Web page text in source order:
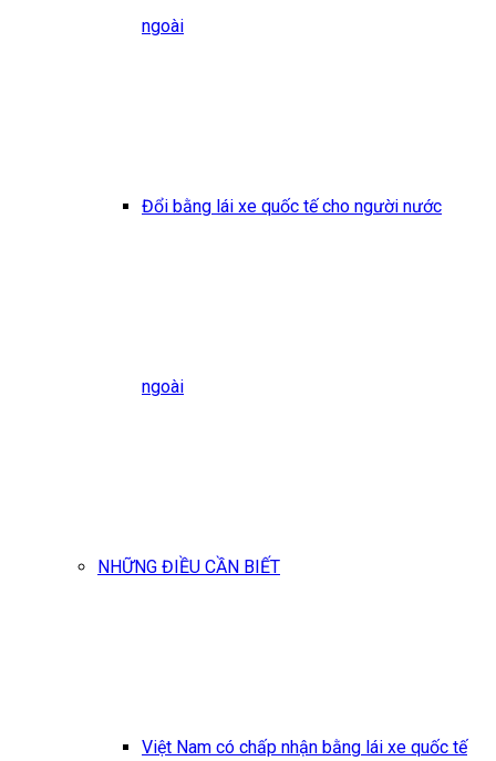
ngoài
Đổi bằng lái xe quốc tế cho người nước
ngoài
NHỮNG ĐIỀU CẦN BIẾT
Việt Nam có chấp nhận bằng lái xe quốc tế